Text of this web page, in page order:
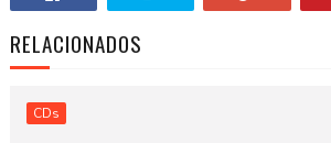
RELACIONADOS
CDs